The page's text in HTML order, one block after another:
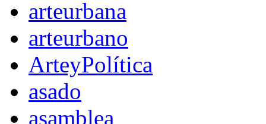
arteurbana
arteurbano
ArteyPolítica
asado
asamblea